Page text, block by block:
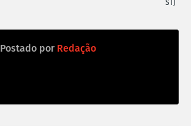
STJ
Postado por Redação